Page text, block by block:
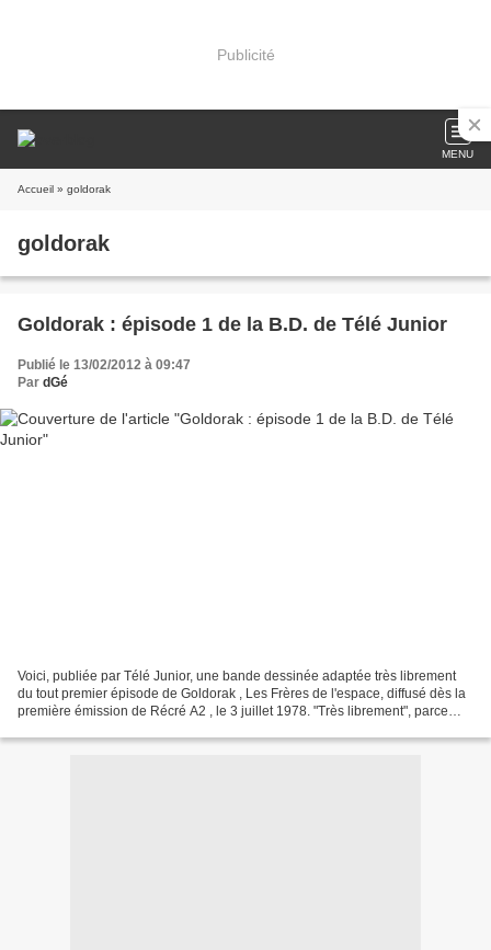
Publicité
MENU
Accueil » goldorak
goldorak
Goldorak : épisode 1 de la B.D. de Télé Junior
Publié le 13/02/2012 à 09:47
Par dGé
Voici, publiée par Télé Junior, une bande dessinée adaptée très librement
du tout premier épisode de Goldorak , Les Frères de l'espace, diffusé dès la
première émission de Récré A2 , le 3 juillet 1978. "Très librement", parce